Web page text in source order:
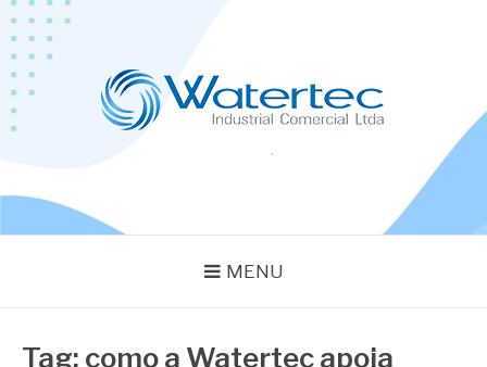
Pular
para
conteúdo
MENU
Tag: como a Watertec apoia